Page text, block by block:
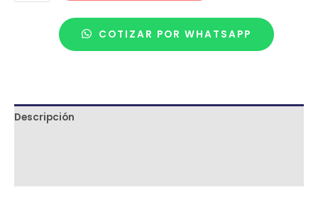
COTIZAR POR WHATSAPP
Descripción